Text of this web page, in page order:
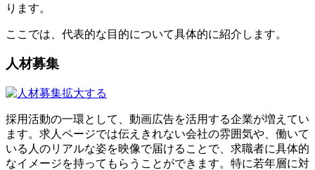
ります。
ここでは、代表的な目的について具体的に紹介します。
人材募集
拡大する
採用活動の一環として、動画広告を活用する企業が増えてい
ます。求人ページでは伝えきれない会社の雰囲気や、働いて
いる人のリアルな姿を映像で届けることで、求職者に具体的
なイメージを持ってもらうことができます。特に若年層に対